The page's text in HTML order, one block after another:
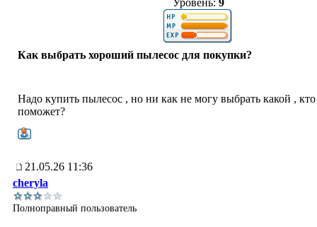
Уровень: 9
Как выбрать хороший пылесос для покупки?
Надо купить пылесос , но ни как не могу выбрать какой ,
поможет?
21.05.26 11:36
cheryla
Полноправный пользователь